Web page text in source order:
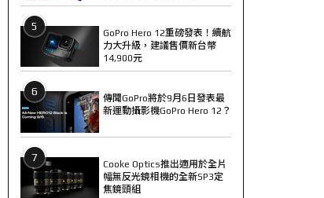
5
GoPro Hero 12重磅發表！續航
力大升級，建議售價新台幣
14,900元
6
傳聞GoPro將於9月6日發表最
新運動攝影機GoPro Hero 12？
7
Cooke Optics推出適用於全片
幅無反光鏡相機的全新SP3定
焦鏡頭組